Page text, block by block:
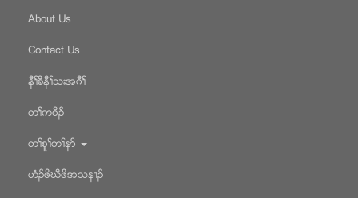
About Us
Contact Us
နီႈခိနီႈသးအဂီႈ
တႈကစီဥ
တႈစူႈတႈနဏ
ဟံဥဖိဃီဖိအသန႕ဥ